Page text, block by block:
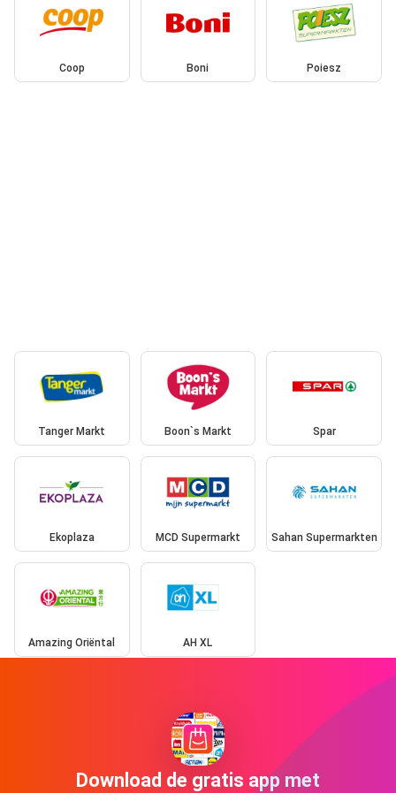
Coop Boni Poiesz
Tanger Markt Boon`s Markt Spar
Ekoplaza MCD Supermarkt Sahan Supermarkten
Amazing Oriëntal AH XL
Download de gratis app met